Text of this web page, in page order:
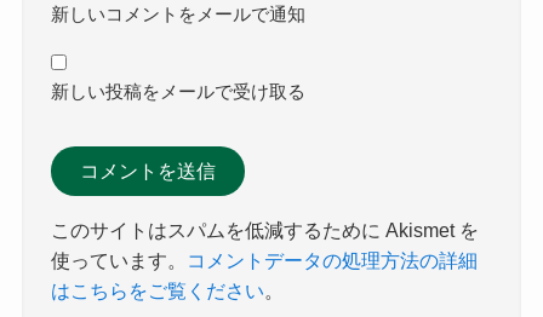
新しいコメントをメールで通知
新しい投稿をメールで受け取る
このサイトはスパムを低減するために Akismet を
使っています。
コメントデータの処理方法の詳細
はこちらをご覧ください。